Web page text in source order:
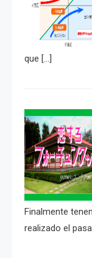
que […]
Finalmente
realizado el